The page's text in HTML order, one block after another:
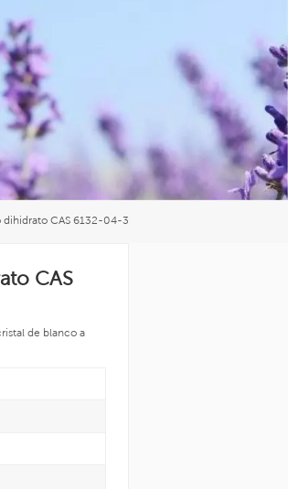
CAS 6132-04-3
CAS
de blanco a